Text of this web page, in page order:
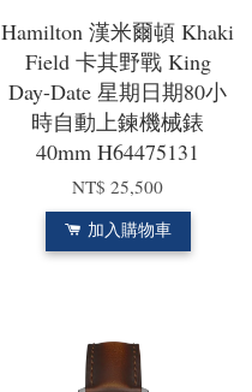
Hamilton 漢米爾頓 Khaki
Field 卡其野戰 King
Day-Date 星期日期80小
時自動上鍊機械錶
40mm H64475131
NT$ 25,500
加入購物車